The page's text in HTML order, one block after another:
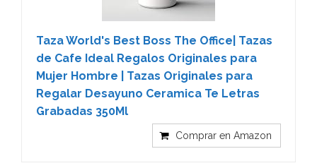
Taza World's Best Boss The Office| Tazas
de Cafe Ideal Regalos Originales para
Mujer Hombre | Tazas Originales para
Regalar Desayuno Ceramica Te Letras
Grabadas 350Ml
Comprar en Amazon